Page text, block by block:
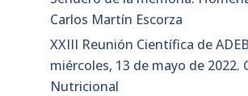
Carlos Martín Escorza
XXIII Reunión Científica de
miércoles, 13 de mayo de 2022.
Nutricional